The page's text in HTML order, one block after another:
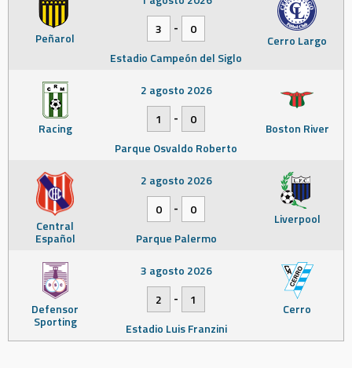
Peñarol Cerro Largo
3
-
0
Estadio Campeón del Siglo
Racing Boston River
2 agosto 2026
1
-
0
Parque Osvaldo Roberto
Central
Español
Liverpool
2 agosto 2026
0
-
0
Parque Palermo
Defensor
Sporting
Cerro
3 agosto 2026
2
-
1
Estadio Luis Franzini